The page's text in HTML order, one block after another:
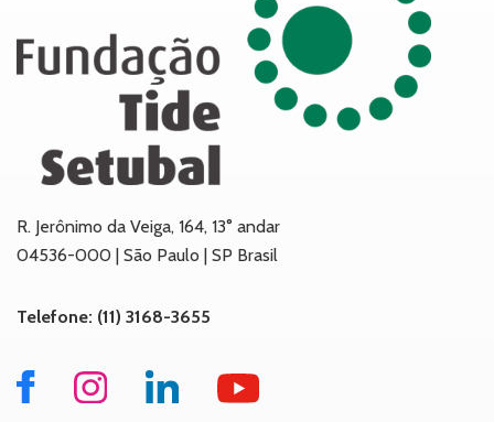
R. Jerônimo da Veiga, 164, 13° andar
04536-000 | São Paulo | SP Brasil
Telefone: (11) 3168-3655